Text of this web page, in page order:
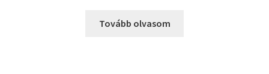
Tovább olvasom